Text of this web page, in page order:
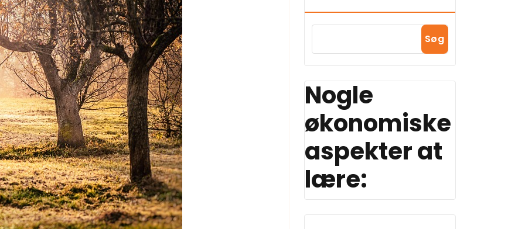
Søg
Nogle
økonomiske
aspekter at
lære: